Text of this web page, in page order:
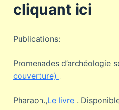
cliquant ici
Publications:
Promenades d’archéologie
couverture) .
Pharaon.,Le livre .